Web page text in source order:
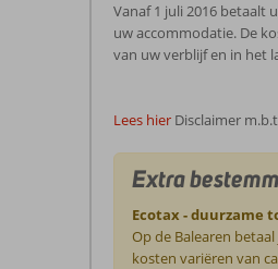
Vanaf 1 juli 2016 betaalt
uw accommodatie. De
van uw verblijf en in het
Lees hier Disclaimer
Extra
Ecotax - duurzame
Op de Balearen
kosten variëren van